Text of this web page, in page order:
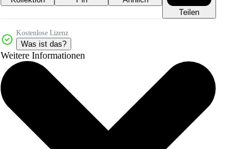
Teilen
Kostenlose Lizenz
Was ist das?
Weitere Informationen